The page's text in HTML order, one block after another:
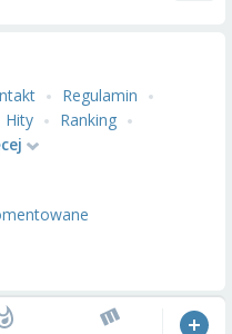
Regulamin
Hity
Ranking